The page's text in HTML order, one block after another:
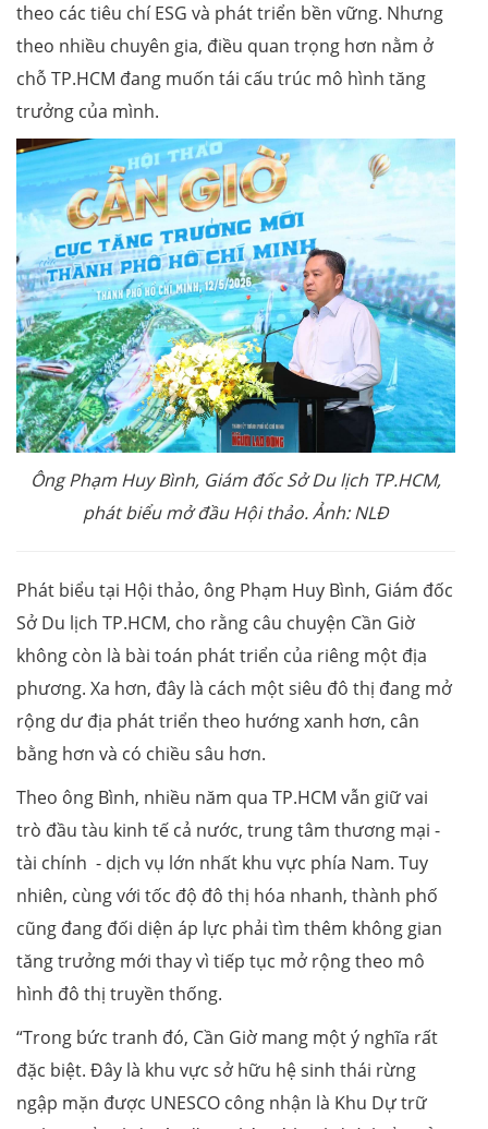
theo các tiêu chí ESG và phát triển bền vững. Nhưng
theo nhiều chuyên gia, điều quan trọng hơn nằm ở
chỗ TP.HCM đang muốn tái cấu trúc mô hình tăng
trưởng của mình.
Ông Phạm Huy Bình, Giám đốc Sở Du lịch TP.HCM,
phát biểu mở đầu Hội thảo. Ảnh: NLĐ
Phát biểu tại Hội thảo, ông Phạm Huy Bình, Giám đốc
Sở Du lịch TP.HCM, cho rằng câu chuyện Cần Giờ
không còn là bài toán phát triển của riêng một địa
phương. Xa hơn, đây là cách một siêu đô thị đang mở
rộng dư địa phát triển theo hướng xanh hơn, cân
bằng hơn và có chiều sâu hơn.
Theo ông Bình, nhiều năm qua TP.HCM vẫn giữ vai
trò đầu tàu kinh tế cả nước, trung tâm thương mại -
tài chính - dịch vụ lớn nhất khu vực phía Nam. Tuy
nhiên, cùng với tốc độ đô thị hóa nhanh, thành phố
cũng đang đối diện áp lực phải tìm thêm không gian
tăng trưởng mới thay vì tiếp tục mở rộng theo mô
hình đô thị truyền thống.
“Trong bức tranh đó, Cần Giờ mang một ý nghĩa rất
đặc biệt. Đây là khu vực sở hữu hệ sinh thái rừng
ngập mặn được UNESCO công nhận là Khu Dự trữ